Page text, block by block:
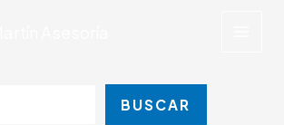
BUSCAR